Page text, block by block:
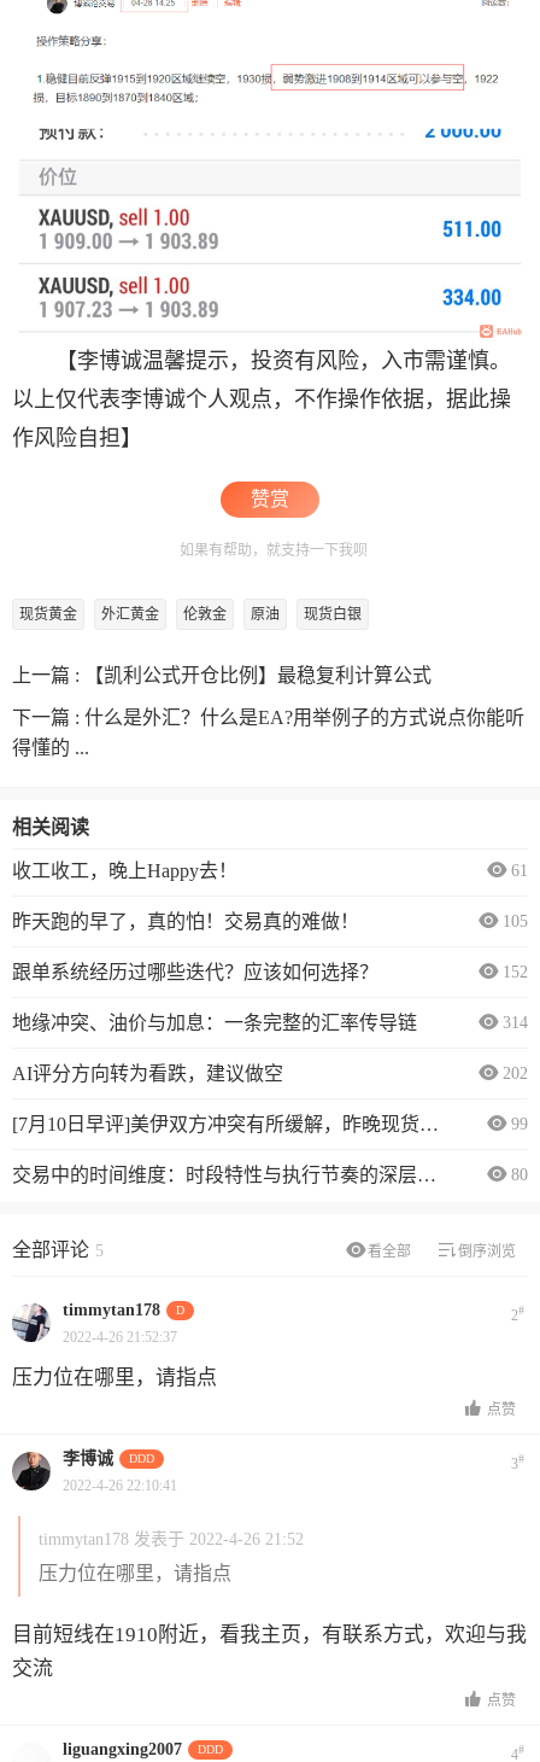
【李博诚温馨提示，投资有风险，入市需谨慎。
以上仅代表李博诚个人观点，不作操作依据，据此操
作风险自担】
赞赏
如果有帮助，就支持一下我呗
现货黄金 外汇黄金 伦敦金 原油 现货白银
上一篇 : 【凯利公式开仓比例】最稳复利计算公式
下一篇 : 什么是外汇？什么是EA?用举例子的方式说点你能听
得懂的 ...
相关阅读
收工收工，晚上Happy去！ 61
昨天跑的早了，真的怕！交易真的难做！ 105
跟单系统经历过哪些迭代？应该如何选择？ 152
地缘冲突、油价与加息：一条完整的汇率传导链 314
AI评分方向转为看跌，建议做空 202
[7月10日早评]美伊双方冲突有所缓解，昨晚现货黄金震荡上行 99
交易中的时间维度：时段特性与执行节奏的深层逻辑 80
看全部 倒序浏览
全部评论 5
timmytan178 D 2#
2022-4-26 21:52:37
压力位在哪里，请指点
点赞
李博诚 DDD 3#
2022-4-26 22:10:41
timmytan178 发表于 2022-4-26 21:52
压力位在哪里，请指点
目前短线在1910附近，看我主页，有联系方式，欢迎与我
交流
点赞
liguangxing2007 DDD 4#